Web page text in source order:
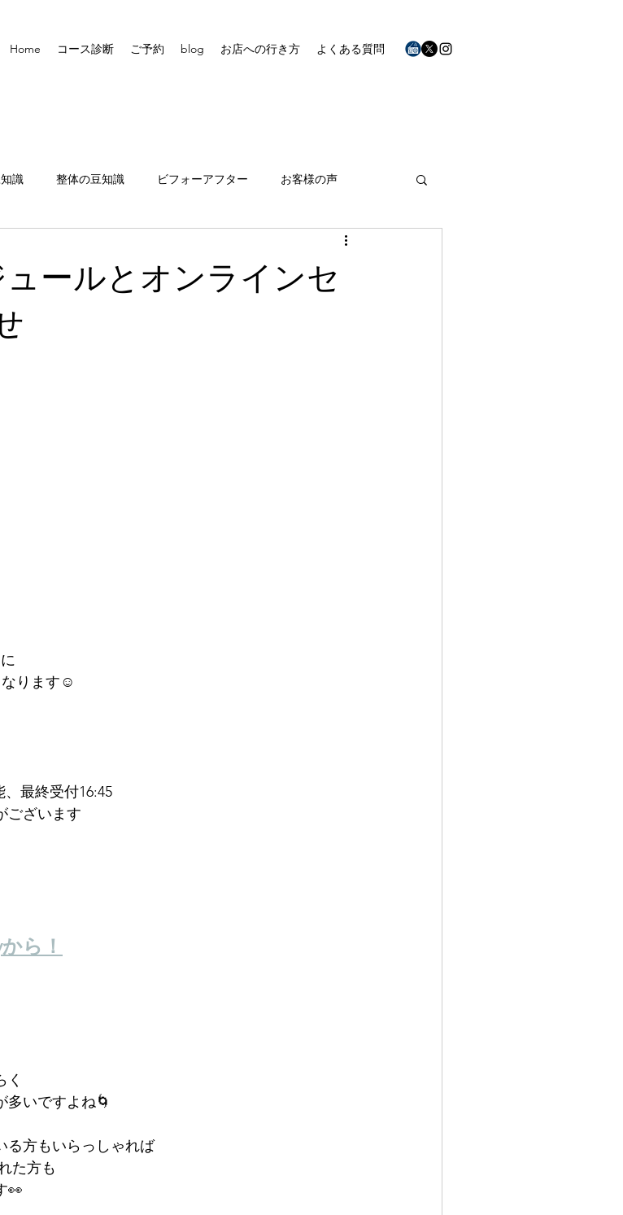
Home コース診断 ご予約 blog お店への行き方 よくある質問
識 整体の豆知識 ビフォーアフター お客様の声
ールとオンラインセ
なります☺️
最終受付16:45
ございます
ら！
く
多いですよね🌀
る方もいらっしゃれば
た方も
👀